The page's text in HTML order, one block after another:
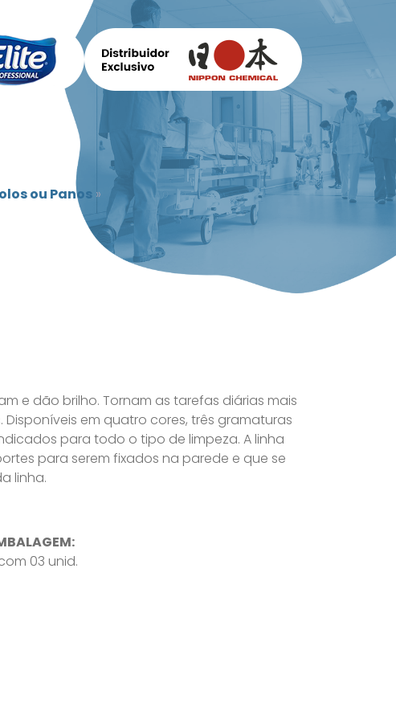
ou Panos »
e dão brilho. Tornam as tarefas diárias mais
em quatro cores, três gramaturas
para todo o tipo de limpeza. A linha
para serem fixados na parede e que se
linha.
03 unid.